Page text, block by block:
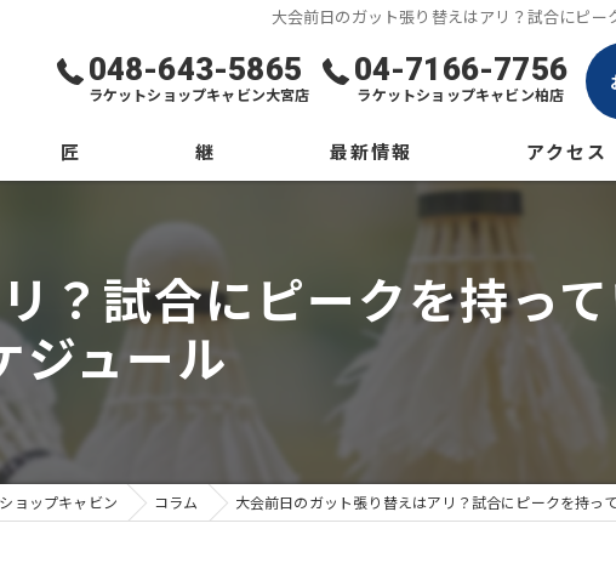
大会前日のガット張り替えはアリ？試合にピー
048-643-5865
ラケットショップキャビン大宮店
04-7166-7756
ラケットショップキャビン柏店
匠 継 最新情報
コラム
アクセス
ラケットショ
？試合にピークを持っ
ジュール
ョップキャビン コラム 大会前日のガット張り替えはアリ？試合にピークを持っ